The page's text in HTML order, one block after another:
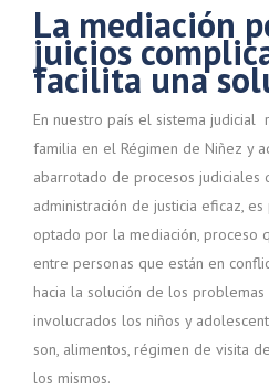
La mediación
juicios
facilita una
En nuestro país el sistema
familia en el Régimen de Niñez y
abarrotado de procesos judiciales
administración de justicia eficaz,
optado por la mediación, proceso
entre personas que están en
hacia la solución de los
involucrados los niños y
son, alimentos, régimen de visita
los mismos.